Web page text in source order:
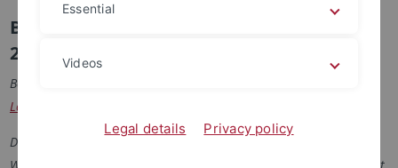
Bachelor of Education NEU (Beginn ab WS
22/23)
Berücksichtigen Sie bitte auch die allgemeinen
Lehramtsstudium
Die Immatrikulation für den Bachelor of Education ist nur zum
Essential
Videos
Legal details Privacy policy